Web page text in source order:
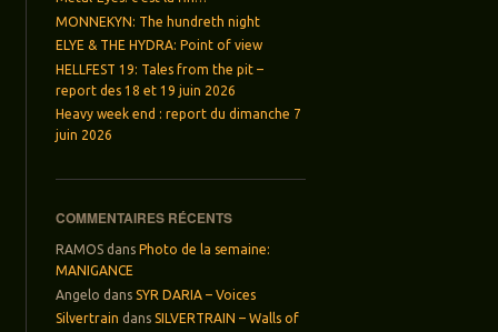
MONNEKYN: The hundreth night
ELYE & THE HYDRA: Point of view
HELLFEST 19: Tales from the pit –
report des 18 et 19 juin 2026
Heavy week end : report du dimanche 7
juin 2026
COMMENTAIRES RÉCENTS
RAMOS dans Photo de la semaine:
MANIGANCE
Angelo dansSYR DARIA – Voices
Silvertrain dansSILVERTRAIN – Walls of